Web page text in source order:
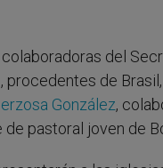
del
de
González,
pastoral joven de